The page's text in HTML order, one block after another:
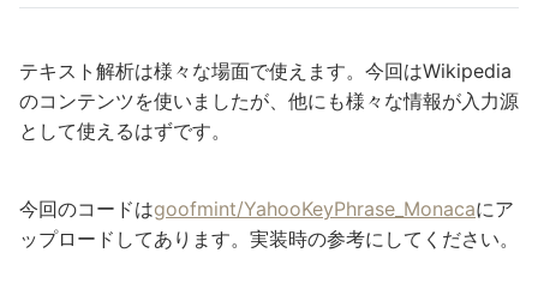
テキスト解析は様々な場面で使えます。今回はWikipedia
のコンテンツを使いましたが、他にも様々な情報が入力源
として使えるはずです。
今回のコードはgoofmint/YahooKeyPhrase_Monacaにア
ップロードしてあります。実装時の参考にしてください。